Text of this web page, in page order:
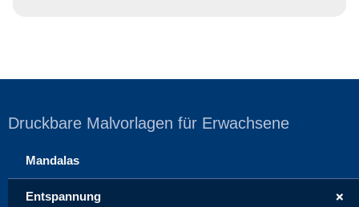
Druckbare Malvorlagen für Erwachsene
Mandalas
+
Entspannung